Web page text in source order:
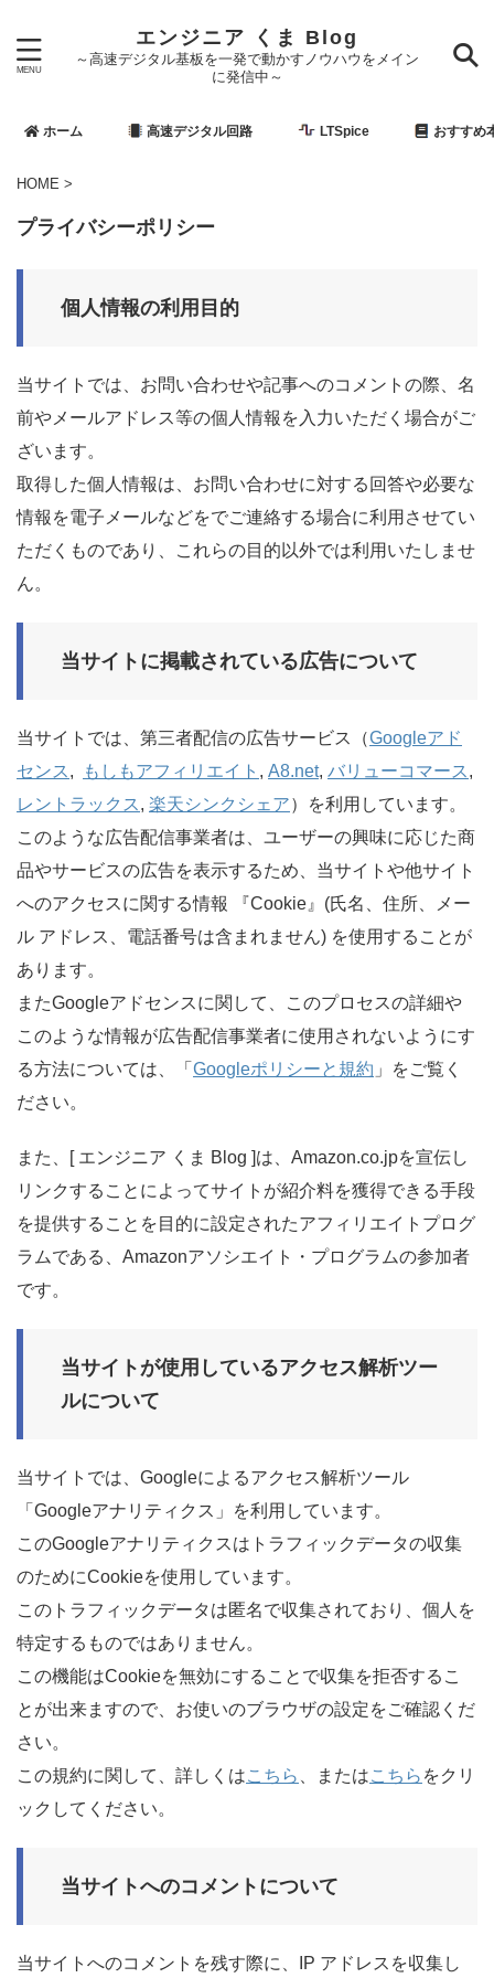
エンジニア くま Blog
～高速デジタル基板を一発で動かすノウハウをメイン
に発信中～
ホーム 高速デジタル回路 LTSpice おすすめ
HOME >
プライバシーポリシー
個人情報の利用目的
当サイトでは、お問い合わせや記事へのコメントの際、名
前やメールアドレス等の個人情報を入力いただく場合がご
ざいます。
取得した個人情報は、お問い合わせに対する回答や必要な
情報を電子メールなどをでご連絡する場合に利用させてい
ただくものであり、これらの目的以外では利用いたしませ
ん。
当サイトに掲載されている広告について
当サイトでは、第三者配信の広告サービス（Googleアド
センス , もしもアフィリエイト , A8.net, バリューコマース ,
レントラックス , 楽天シンクシェア）を利用しています。
このような広告配信事業者は、ユーザーの興味に応じた商
品やサービスの広告を表示するため、当サイトや他サイト
へのアクセスに関する情報 『Cookie』(氏名、住所、メー
ル アドレス、電話番号は含まれません) を使用することが
あります。
またGoogleアドセンスに関して、このプロセスの詳細や
このような情報が広告配信事業者に使用されないようにす
る方法については、「 Googleポリシーと規約 」をご覧く
ださい。
また、[ エンジニア くま Blog ]は、Amazon.co.jpを宣伝し
リンクすることによってサイトが紹介料を獲得できる手段
を提供することを目的に設定されたアフィリエイトプログ
ラムである、Amazonアソシエイト・プログラムの参加者
です。
当サイトが使用しているアクセス解析ツー
ルについて
当サイトでは、Googleによるアクセス解析ツール
「Googleアナリティクス」を利用しています。
このGoogleアナリティクスはトラフィックデータの収集
のためにCookieを使用しています。
このトラフィックデータは匿名で収集されており、個人を
特定するものではありません。
この機能はCookieを無効にすることで収集を拒否するこ
とが出来ますので、お使いのブラウザの設定をご確認くだ
さい。
この規約に関して、詳しくはこちら 、またはこちら をクリ
ックしてください。
当サイトへのコメントについて
当サイトへのコメントを残す際に、IP アドレスを収集し